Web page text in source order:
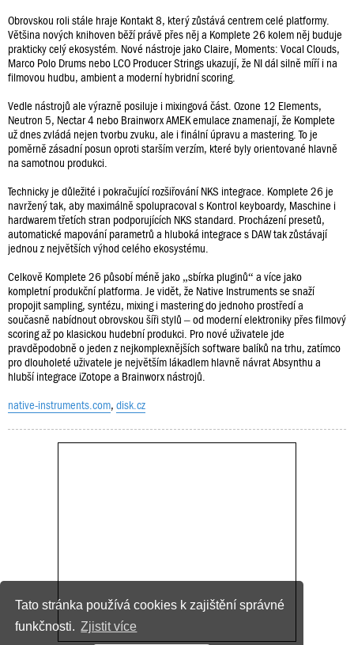
Tato stránka používá cookies k zajištění správné
funkčnosti. Zjistit více
Obrovskou roli stále hraje Kontakt 8, který zůstává centrem celé platformy.
Většina nových knihoven běží právě přes něj a Komplete 26 kolem něj buduje
prakticky celý ekosystém. Nové nástroje jako Claire, Moments: Vocal Clouds,
Marco Polo Drums nebo LCO Producer Strings ukazují, že NI dál silně míří i na
filmovou hudbu, ambient a moderní hybridní scoring.
Vedle nástrojů ale výrazně posiluje i mixingová část. Ozone 12 Elements,
Neutron 5, Nectar 4 nebo Brainworx AMEK emulace znamenají, že Komplete
už dnes zvládá nejen tvorbu zvuku, ale i finální úpravu a mastering. To je
poměrně zásadní posun oproti starším verzím, které byly orientované hlavně
na samotnou produkci.
Technicky je důležité i pokračující rozšiřování NKS integrace. Komplete 26 je
navržený tak, aby maximálně spolupracoval s Kontrol keyboardy, Maschine i
hardwarem třetích stran podporujících NKS standard. Procházení presetů,
automatické mapování parametrů a hluboká integrace s DAW tak zůstávají
jednou z největších výhod celého ekosystému.
Celkově Komplete 26 působí méně jako „sbírka pluginů“ a více jako
kompletní produkční platforma. Je vidět, že Native Instruments se snaží
propojit sampling, syntézu, mixing i mastering do jednoho prostředí a
současně nabídnout obrovskou šíři stylů – od moderní elektroniky přes filmový
scoring až po klasickou hudební produkci. Pro nové uživatele jde
pravděpodobně o jeden z nejkomplexnějších software balíků na trhu, zatímco
pro dlouholeté uživatele je největším lákadlem hlavně návrat Absynthu a
hlubší integrace iZotope a Brainworx nástrojů.
native-instruments.com, disk.cz